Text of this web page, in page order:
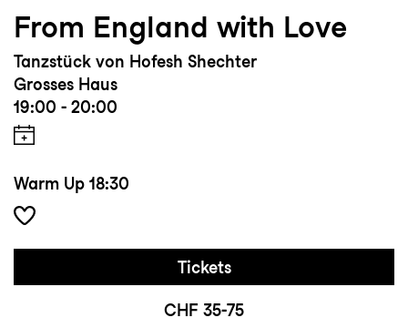
From England with Love
Tanzstück von Hofesh Shechter
Grosses Haus
19:00 - 20:00
Warm Up 18:30
Tickets
CHF 35-75